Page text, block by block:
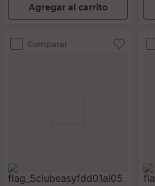
Agregar al carrito
Comparar